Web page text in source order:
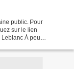
public. Pour
sur le lien
À peu